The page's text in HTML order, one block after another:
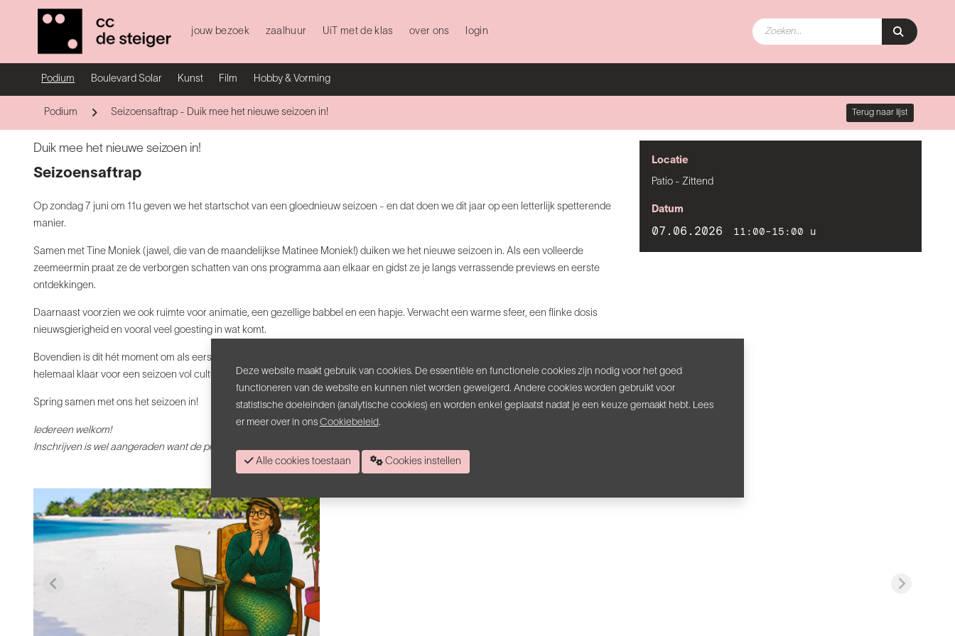
jouw bezoek zaalhuur UiT met de klas over ons login
Podium Boulevard Solar Kunst Film Hobby & Vorming
Podium Seizoensaftrap - Duik mee het nieuwe seizoen in! Terug naar lijst
Duik mee het nieuwe seizoen in!
Seizoensaftrap
Op zondag 7 juni om 11u geven we het startschot van een gloednieuw seizoen - en dat doen we dit jaar op een letterlijk spetterende
manier.
Samen met Tine Moniek (jawel, die van de maandelijkse Matinee Moniek!) duiken we het nieuwe seizoen in. Als een volleerde
zeemeermin praat ze de verborgen schatten van ons programma aan elkaar en gidst ze je langs verrassende previews en eerste
ontdekkingen.
Daarnaast voorzien we ook ruimte voor animatie, een gezellige babbel en een hapje. Verwacht een warme sfeer, een flinke dosis
nieuwsgierigheid en vooral veel goesting in wat komt.
Bovendien is dit hét moment om als eerste je
helemaal klaar voor een seizoen vol cultuur, ontmoeting en verrassingen.
Spring samen met ons het seizoen in!
Iedereen welkom!
Inschrijven is wel aangeraden want de plaatsen zijn beperkt.
Locatie
Patio - Zittend
Datum
07.06.2026 11:00-15:00 u
Deze website maakt gebruik van cookies. De essentiële en functionele cookies zijn nodig voor het goed
functioneren van de website en kunnen niet worden geweigerd. Andere cookies worden gebruikt voor
statistische doeleinden (analytische cookies) en worden enkel geplaatst nadat je een keuze gemaakt hebt. Lees
er meer over in ons Cookiebeleid.
Alle cookies toestaan Cookies instellen